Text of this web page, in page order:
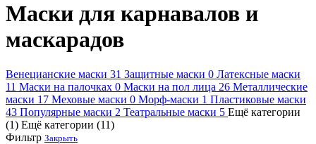
Маски для карнавалов и
маскарадов
Венецианские маски 31 Защитные маски 0 Латексные маски
11 Маски на палочках 0 Маски на пол лица 26 Металлические
маски 17 Меховые маски 0 Морф-маски 1 Пластиковые маски
43 Популярные маски 2 Театральные маски 5 Ещё категории
(1) Ещё категории (11)
Фильтр Закрыть